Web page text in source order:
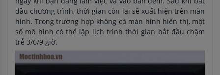
đầu chương trình, thời gian còn lại sẽ xuất hiện trên màn
hình. Trong trường hợp không có màn hình hiển thị, một
số mô hình có thể lập lịch trình thời gian bắt đầu chậm
trễ 3/6/9 giờ.